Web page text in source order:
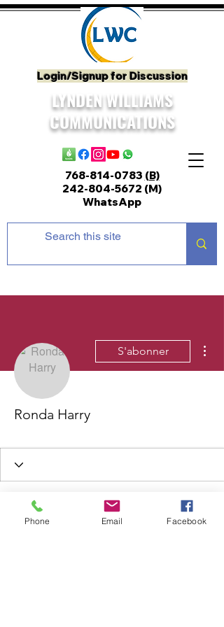
Login/Signup for Discussion
LYNDEN WILLIAMS
COMMUNICATIONS
768-814-0783 (B)
242-804-5672 (M)
WhatsApp
S'abonner
Ronda Harry
Phone Email Facebook